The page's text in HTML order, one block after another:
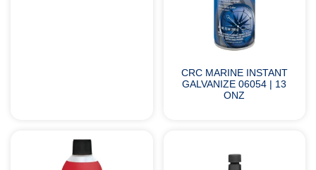
CRC MARINE INSTANT
GALVANIZE 06054 | 13
ONZ